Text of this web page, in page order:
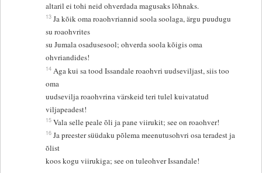
altaril ei tohi neid ohverdada magusaks lõhnaks.
13 Ja kõik oma roaohvriannid soola soolaga, ärgu puudugu
su roaohvrites
su Jumala osadusesool; ohverda soola kõigis oma
ohvriandides!
14 Aga kui sa tood Issandale roaohvri uudseviljast, siis too
oma
uudsevilja roaohvrina värskeid teri tulel kuivatatud
viljapeadest!
15 Vala selle peale õli ja pane viirukit; see on roaohver!
16 Ja preester süüdaku põlema meenutusohvri osa teradest ja
õlist
koos kogu viirukiga; see on tuleohver Issandale!